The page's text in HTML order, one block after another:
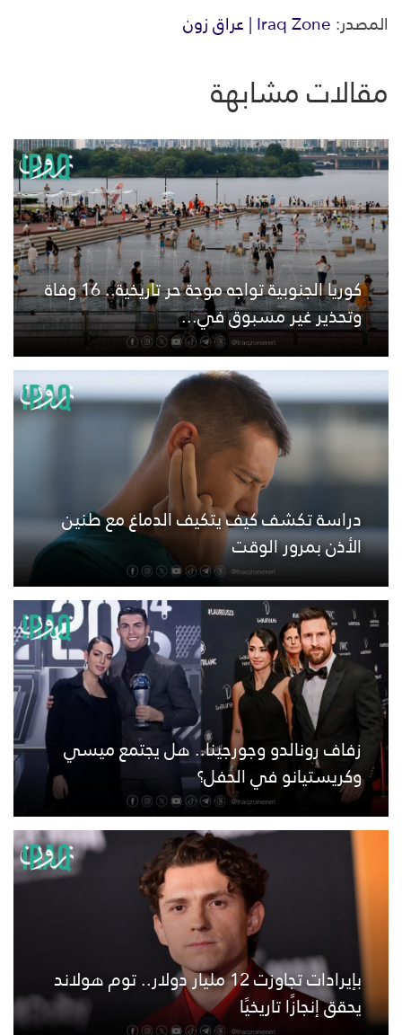
المصدر:Iraq Zone | عراق زون
مقالات مشابهة
كوريا الجنوبية تواجه موجة حر تاريخية.. 16 وفاة
وتحذير غير مسبوق في...
دراسة تكشف كيف يتكيف الدماغ مع طنين
الأذن بمرور الوقت
زفاف رونالدو وجورجينا.. هل يجتمع ميسي
وكريستيانو في الحفل؟
بإيرادات تجاوزت 12 مليار دولار.. توم هولاند
يحقق إنجازًا تاريخيًا